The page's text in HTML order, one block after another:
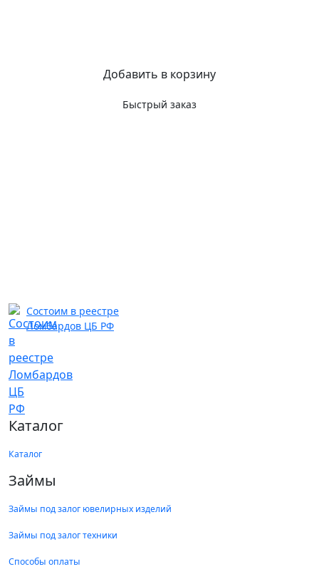
Добавить в корзину
Быстрый заказ
Состоим в реестре
Ломбардов ЦБ РФ
Каталог
Каталог
Займы
Займы под залог ювелирных изделий
Займы под залог техники
Способы оплаты